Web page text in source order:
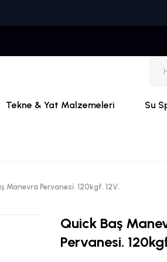
Tekne & Yat Malzemeleri Su
Manevra Pervanesi. 120kgf. 12V.
Quick Baş
Pervanesi.